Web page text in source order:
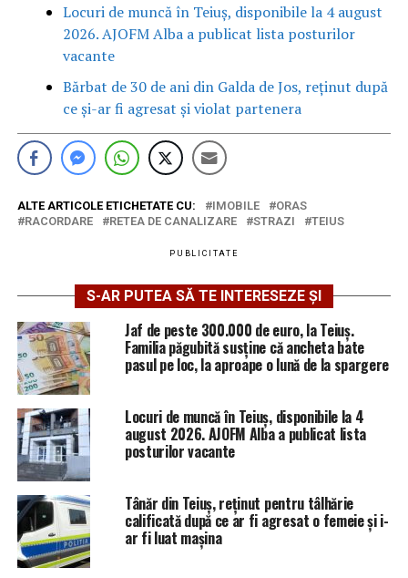
Locuri de muncă în Teiuș, disponibile la 4 august
2026. AJOFM Alba a publicat lista posturilor
vacante
Bărbat de 30 de ani din Galda de Jos, reținut după
ce și-ar fi agresat și violat partenera
ALTE ARTICOLE ETICHETATE CU: IMOBILE
ORAS
RACORDARE
RETEA DE CANALIZARE STRAZI TEIUS
PUBLICITATE
S-AR PUTEA SĂ TE INTERESEZE ȘI
Jaf de peste 300.000 de euro, la Teiuș.
Familia păgubită susține că ancheta bate
pasul pe loc, la aproape o lună de la spargere
Locuri de muncă în Teiuș, disponibile la 4
august 2026. AJOFM Alba a publicat lista
posturilor vacante
Tânăr din Teiuș, reținut pentru tâlhărie
calificată după ce ar fi agresat o femeie și i-
ar fi luat mașina